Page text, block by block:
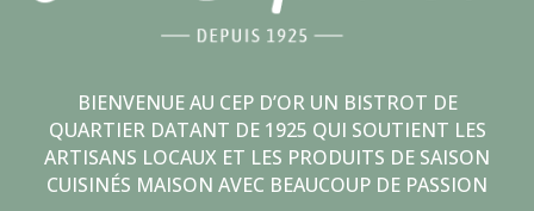
BIENVENUE AU CEP D’OR UN BISTROT DE
QUARTIER DATANT DE 1925 QUI SOUTIENT LES
ARTISANS LOCAUX ET LES PRODUITS DE SAISON
CUISINÉS MAISON AVEC BEAUCOUP DE PASSION